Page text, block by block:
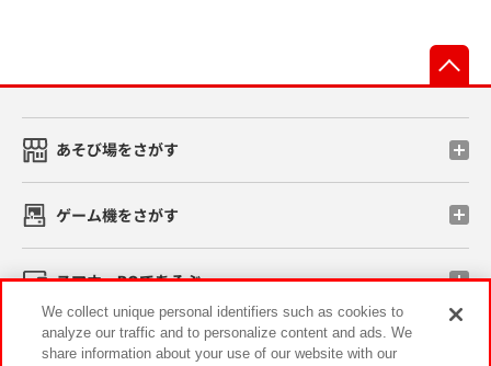
あそび場をさがす
ゲーム機をさがす
スマホ・PCであそぶ
イベント・キャンペーン
We collect unique personal identifiers such as cookies to
analyze our traffic and to personalize content and ads. We
share information about your use of our website with our